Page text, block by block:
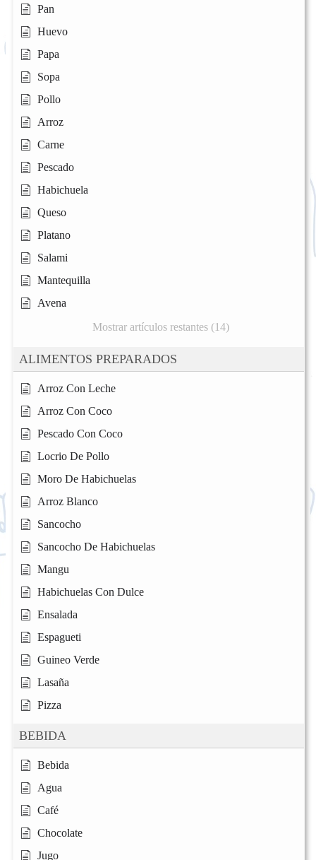
Pan
Huevo
Papa
Sopa
Pollo
Arroz
Carne
Pescado
Habichuela
Queso
Platano
Salami
Mantequilla
Avena
Mostrar artículos restantes (14)
ALIMENTOS PREPARADOS
Arroz Con Leche
Arroz Con Coco
Pescado Con Coco
Locrio De Pollo
Moro De Habichuelas
Arroz Blanco
Sancocho
Sancocho De Habichuelas
Mangu
Habichuelas Con Dulce
Ensalada
Espagueti
Guineo Verde
Lasaña
Pizza
BEBIDA
Bebida
Agua
Café
Chocolate
Jugo